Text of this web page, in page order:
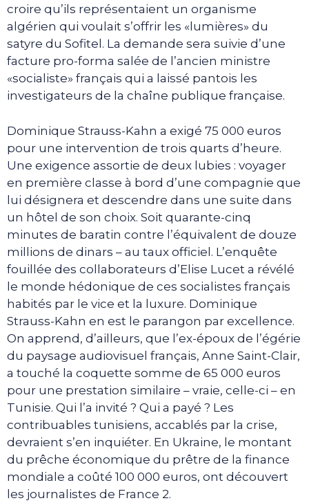
croire qu’ils représentaient un organisme
algérien qui voulait s’offrir les «lumières» du
satyre du Sofitel. La demande sera suivie d’une
facture pro-forma salée de l’ancien ministre
«socialiste» français qui a laissé pantois les
investigateurs de la chaîne publique française.
Dominique Strauss-Kahn a exigé 75 000 euros
pour une intervention de trois quarts d’heure.
Une exigence assortie de deux lubies : voyager
en première classe à bord d’une compagnie que
lui désignera et descendre dans une suite dans
un hôtel de son choix. Soit quarante-cinq
minutes de baratin contre l’équivalent de douze
millions de dinars – au taux officiel. L’enquête
fouillée des collaborateurs d’Elise Lucet a révélé
le monde hédonique de ces socialistes français
habités par le vice et la luxure. Dominique
Strauss-Kahn en est le parangon par excellence.
On apprend, d’ailleurs, que l’ex-époux de l’égérie
du paysage audiovisuel français, Anne Saint-Clair,
a touché la coquette somme de 65 000 euros
pour une prestation similaire – vraie, celle-ci – en
Tunisie. Qui l’a invité ? Qui a payé ? Les
contribuables tunisiens, accablés par la crise,
devraient s’en inquiéter. En Ukraine, le montant
du prêche économique du prêtre de la finance
mondiale a coûté 100 000 euros, ont découvert
les journalistes de France 2.